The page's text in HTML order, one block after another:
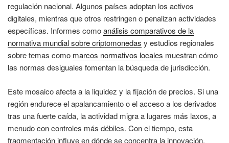
regulación nacional. Algunos países adoptan los activos
digitales, mientras que otros restringen o penalizan actividades
específicas. Informes comoanálisis comparativos de la
normativa mundial sobre criptomonedas y estudios regionales
sobre temas como marcos normativos locales muestran cómo
las normas desiguales fomentan la búsqueda de jurisdicción.
Este mosaico afecta a la liquidez y la fijación de precios. Si una
región endurece el apalancamiento o el acceso a los derivados
tras una fuerte caída, la actividad migra a lugares más laxos, a
menudo con controles más débiles. Con el tiempo, esta
fragmentación influye en dónde se concentra la innovación,